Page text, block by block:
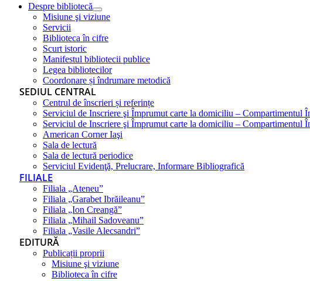
Despre bibliotecă
Misiune şi viziune
Servicii
Biblioteca în cifre
Scurt istoric
Manifestul bibliotecii publice
Legea bibliotecilor
Coordonare și îndrumare metodică
SEDIUL CENTRAL
Centrul de înscrieri și referințe
Serviciul de Inscriere şi Împrumut carte la domiciliu – Compartimentul
Serviciul de Inscriere şi Împrumut carte la domiciliu – Compartimentul
American Corner Iaşi
Sala de lectură
Sala de lectură periodice
Serviciul Evidenţă, Prelucrare, Informare Bibliografică
FILIALE
Filiala „Ateneu”
Filiala „Garabet Ibrăileanu”
Filiala „Ion Creangă”
Filiala „Mihail Sadoveanu”
Filiala „Vasile Alecsandri”
EDITURĂ
Publicații proprii
Misiune şi viziune
Biblioteca în cifre